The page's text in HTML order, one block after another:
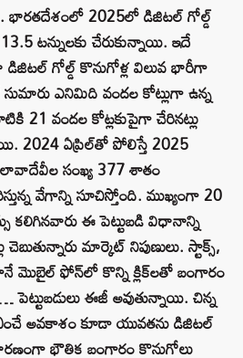
భారతదేశంలో 2025లో డిజిటల్ గోల్డ్
టన్నులకు చేరుకున్నాయి. ఇదే
గోల్డ్ కొనుగోళ్ల విలువ భారీగా
ఎనిమిది వందల కోట్లుగా ఉన్న
21 వందల కోట్లకుపైగా చేరినట్లు
2024 ఏప్రిల్‌తో పోలిస్తే 2025
లావాదేవీల సంఖ్య 377 శాతం
వేగాన్ని సూచిస్తోంది. ముఖ్యంగా 20
కలిగినవారు ఈ పెట్టుబడి విధానాన్ని
చెబుతున్నారు మార్కెట్ నిపుణులు. స్టాక్స్,
మొబైల్ ఫోన్‌లో కొన్ని క్లిక్‌లతో బంగారం
ఈజీ అవుతున్నాయి. చిన్న
అవకాశం కూడా యువతను డిజిటల్
భౌతిక బంగారం కొనుగోలు